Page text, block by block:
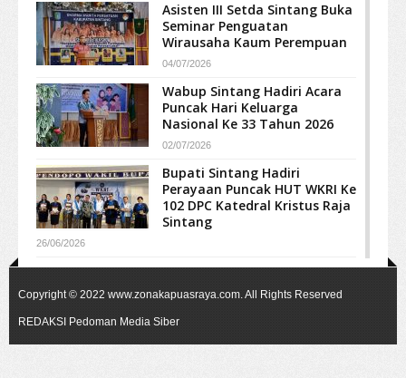
Asisten III Setda Sintang Buka
Seminar Penguatan
Wirausaha Kaum Perempuan
04/07/2026
Wabup Sintang Hadiri Acara
Puncak Hari Keluarga
Nasional Ke 33 Tahun 2026
02/07/2026
Bupati Sintang Hadiri
Perayaan Puncak HUT WKRI Ke
102 DPC Katedral Kristus Raja
Sintang
26/06/2026
Copyright © 2022 www.zonakapuasraya.com. All Rights Reserved
REDAKSI Pedoman Media Siber